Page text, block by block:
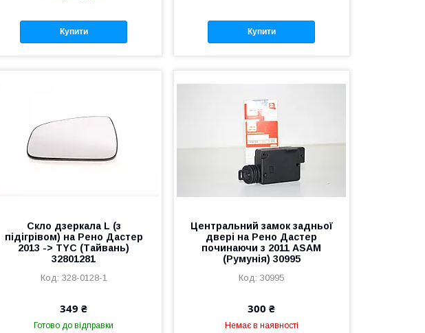
Купити Купити
Скло дзеркала L (з
підігрівом) на Рено Дастер
2013 -> TYC (Тайвань)
32801281
328-0128-1
349 ₴
Готово до відправки
Центральний замок задньої
двері на Рено Дастер
починаючи з 2011 ASAM
(Румунія) 30995
30995
300 ₴
Немає в наявності